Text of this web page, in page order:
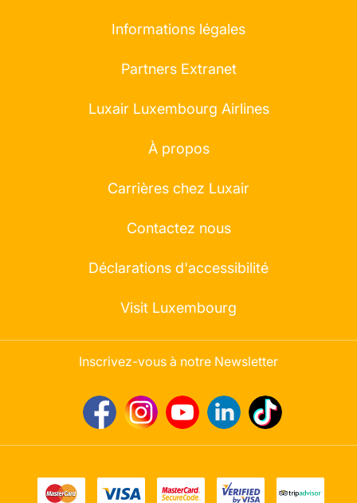
Informations légales
Partners Extranet
Luxair Luxembourg Airlines
À propos
Carrières chez Luxair
Contactez nous
Déclarations d'accessibilité
Visit Luxembourg
Inscrivez-vous à notre Newsletter